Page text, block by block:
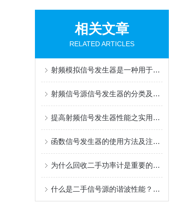
相关文章
RELATED ARTICLES
射频模拟信号发生器是一种用于产生高频信号的设备
射频信号源信号发生器的分类及作用
提高射频信号发生器性能之实用小技巧
函数信号发生器的使用方法及注意事项
为什么回收二手功率计是重要的环保行动？
什么是二手信号源的谐波性能？你了解多少